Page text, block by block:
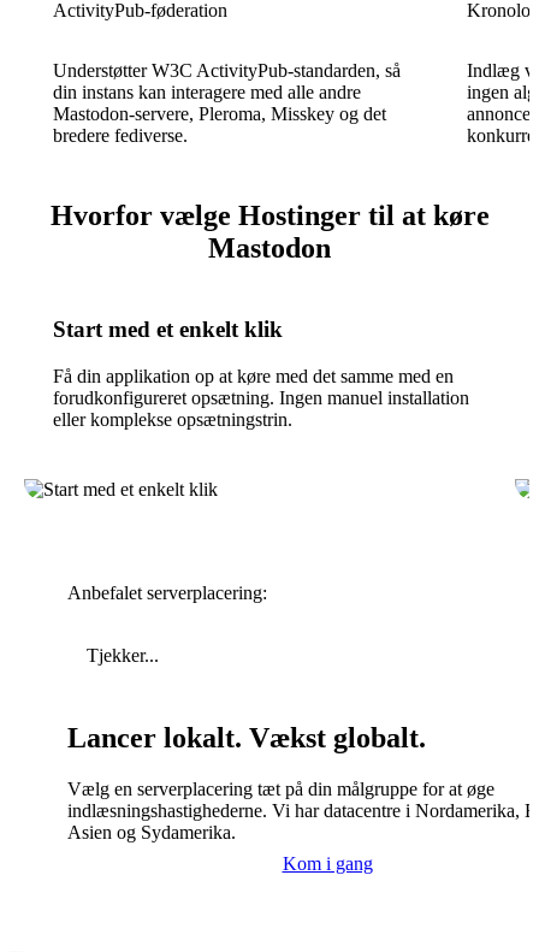
ActivityPub-føderation
Understøtter W3C ActivityPub-standarden, så
din instans kan interagere med alle andre
Mastodon-servere, Pleroma, Misskey og det
bredere fediverse.
Indlæg
ingen
Hvorfor vælge Hostinger til at køre
Mastodon
Start med et enkelt klik
Få din applikation op at køre med det samme med en
forudkonfigureret opsætning. Ingen manuel installation
eller komplekse opsætningstrin.
Anbefalet serverplacering:
Tjekker...
Lancer lokalt. Vækst globalt.
Vælg en serverplacering tæt på din målgruppe for at øge
indlæsningshastighederne. Vi har datacentre i Nordamerika,
Asien og Sydamerika.
Kom i gang